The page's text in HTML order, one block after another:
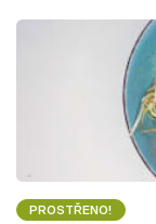
PROSTŘENO!